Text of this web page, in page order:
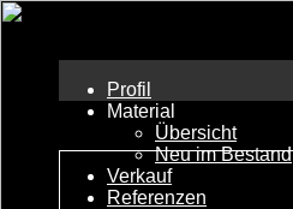
Profil
Material
Übersicht
Neu im Bestand
Verkauf
Referenzen